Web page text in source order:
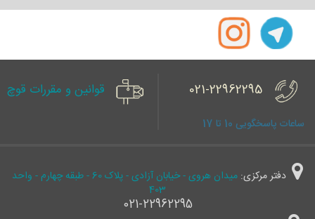
021-22962295
ساعات پاسخگویی 10 تا 17
قوانین و مقررات قوچ
دفتر مرکزی:
میدان هروی - خیابان آزادی - پلاک 60 - طبقه چهارم - واحد
403
021-22962295